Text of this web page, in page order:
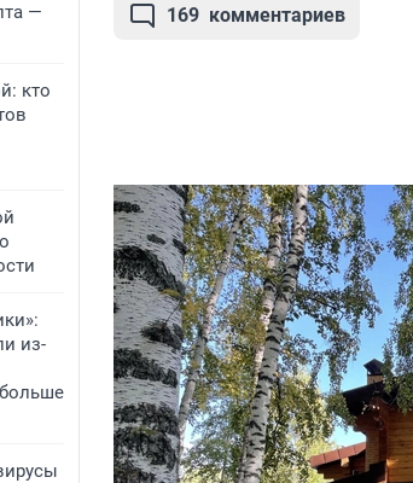
—
кто
из-
169 комментариев